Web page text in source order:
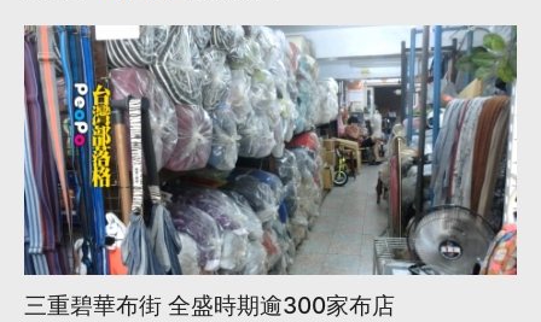
三重碧華布街 全盛時期逾300家布店